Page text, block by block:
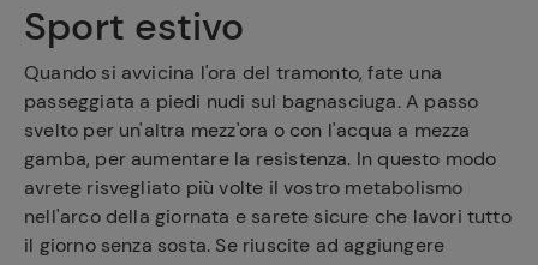
Sport estivo
Quando si avvicina l'ora del tramonto, fate una
passeggiata a piedi nudi sul bagnasciuga. A passo
svelto per un'altra mezz'ora o con l'acqua a mezza
gamba, per aumentare la resistenza. In questo modo
avrete risvegliato più volte il vostro metabolismo
nell'arco della giornata e sarete sicure che lavori tutto
il giorno senza sosta. Se riuscite ad aggiungere